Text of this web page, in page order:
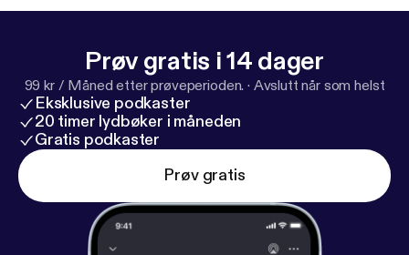
Prøv gratis i 14 dager
99 kr / Måned etter prøveperioden. · Avslutt når som helst
Eksklusive podkaster
20 timer lydbøker i måneden
Gratis podkaster
Prøv gratis